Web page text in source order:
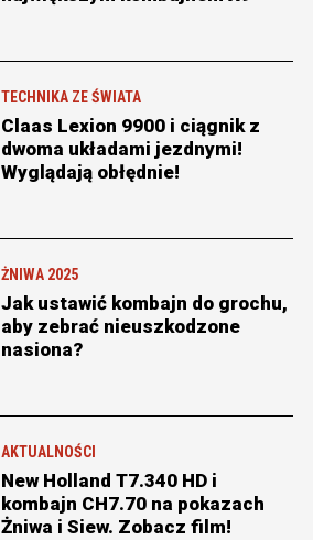
TECHNIKA ZE ŚWIATA
Claas Lexion 9900 i ciągnik z
dwoma układami jezdnymi!
Wyglądają obłędnie!
ŻNIWA 2025
Jak ustawić kombajn do grochu,
aby zebrać nieuszkodzone
nasiona?
AKTUALNOŚCI
New Holland T7.340 HD i
kombajn CH7.70 na pokazach
Żniwa i Siew. Zobacz film!